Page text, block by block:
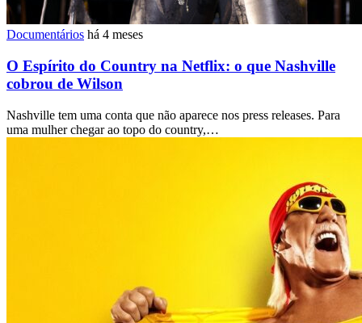
Documentários há 4 meses
O Espírito do Country na Netflix: o que Nashville
cobrou de Wilson
Nashville tem uma conta que não aparece nos press releases. Para
uma mulher chegar ao topo do country,…